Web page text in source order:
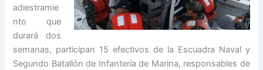
adiestramie
nto que
durará dos
semanas, participan 15 efectivos de la Escuadra Naval y
Segundo Batallón de Infantería de Marina, responsables de